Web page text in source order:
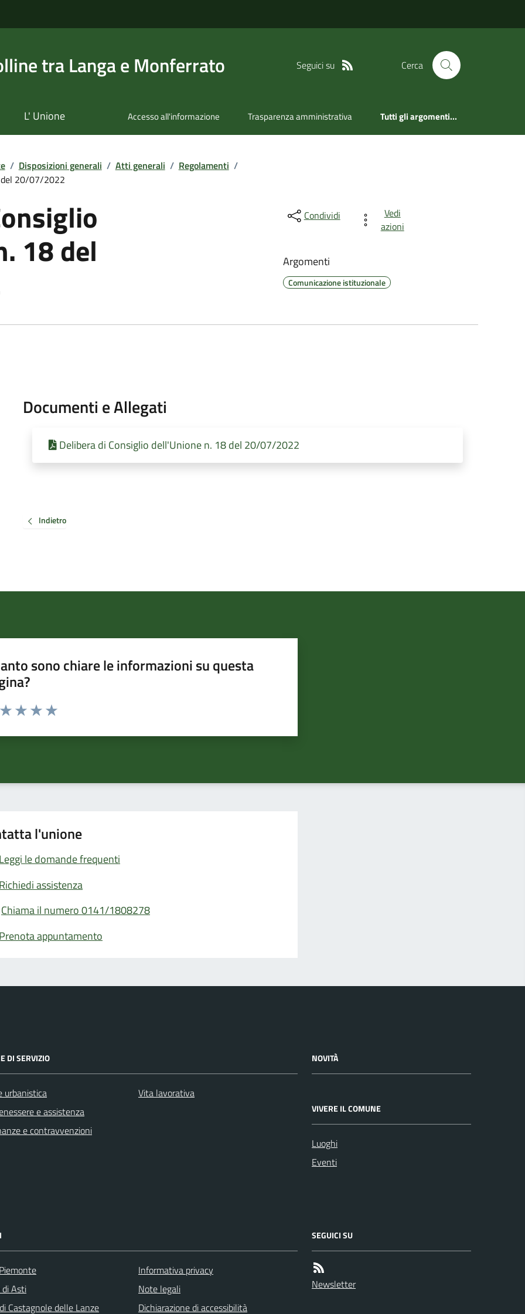
tra Langa e Monferrato Seguici su Cerca
L' Unione Accesso all'informazione Trasparenza amministrativa Tutti gli argomenti...
/ Disposizioni generali / Atti generali / Regolamenti /
del 20/07/2022
18 del
Condividi
Vedi
azioni
Argomenti
Comunicazione istituzionale
Documenti e Allegati
Delibera di Consiglio dell'Unione n. 18 del 20/07/2022
Indietro
sono chiare le informazioni su questa
da 1 a 5 stelle la pagina
l'unione
Leggi le domande frequenti
Richiedi assistenza
Chiama il numero 0141/1808278
Prenota appuntamento
DI SERVIZIO
urbanistica
e assistenza
e contravvenzioni
Vita lavorativa
NOVITÀ
VIVERE IL COMUNE
Luoghi
Eventi
di Asti
Castagnole delle Lanze
Informativa privacy
Note legali
Dichiarazione di accessibilità
SEGUICI SU
Newsletter